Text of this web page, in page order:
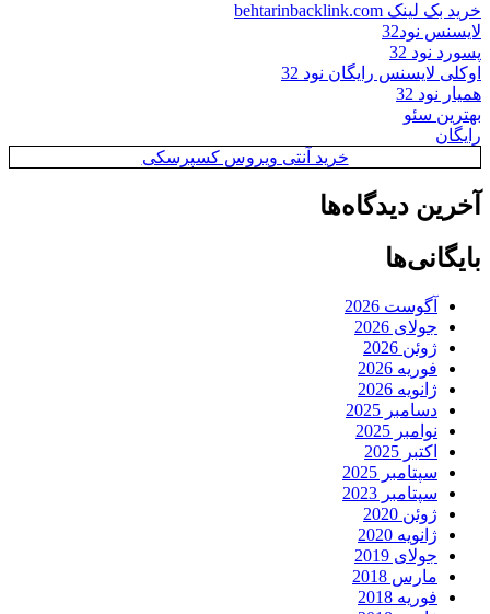
خرید بک لینک behtarinbacklink.com
لایسنس نود32
پسورد نود 32
اوکلی لایسنس رایگان نود 32
همیار نود 32
بهترین سئو
رایگان
خرید آنتی ویروس کسپرسکی
آخرین دیدگاه‌ها
بایگانی‌ها
آگوست 2026
جولای 2026
ژوئن 2026
فوریه 2026
ژانویه 2026
دسامبر 2025
نوامبر 2025
اکتبر 2025
سپتامبر 2025
سپتامبر 2023
ژوئن 2020
ژانویه 2020
جولای 2019
مارس 2018
فوریه 2018